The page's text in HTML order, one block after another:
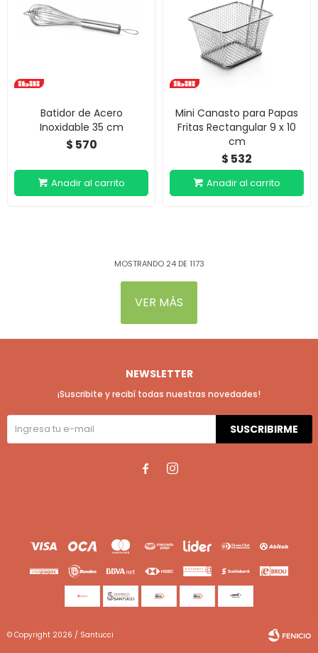
Batidor de Acero
Inoxidable 35 cm
$ 570
Mini Canasto para Papas
Fritas Rectangular 9 x 10
cm
$ 532
MOSTRANDO 24DE 1173
VER MÁS
NEWSLETTER
¡Suscribite y recibí todas nuestras novedades!
SUSCRIBIRME
 
© Copyright 2026 / Santucci